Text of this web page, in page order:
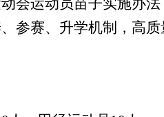
会运动员苗子实施办
参赛、升学机制，高